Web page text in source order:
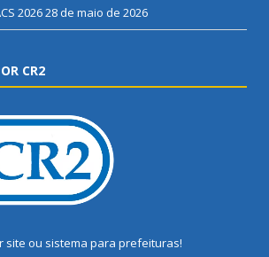
202628 de maio de 2026
CR2
site ou sistema para prefeituras!